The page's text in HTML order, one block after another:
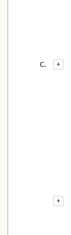
c. +
+